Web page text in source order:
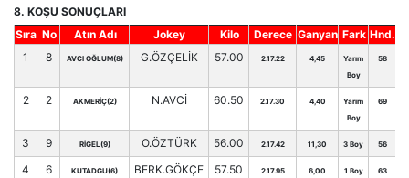
8. KOŞU SONUÇLARI
Sıra No Atın Adı Jokey Kilo Derece Ganyan Fark Hnd.
1
8 AVCI OĞLUM(8) G.ÖZÇELİK 57.00 2.17.22 4,45
Yarım
Boy
58
2 2 AKMERİÇ(2) N.AVCİ 60.50 2.17.30 4,40
Yarım
Boy
69
3 9 RİGEL(9) O.ÖZTÜRK 56.00 2.17.42 11,30 3 Boy 56
4 6 KUTADGU(6)
BERK.GÖKÇE
57.50 2.17.95 6,00 1 Boy 63